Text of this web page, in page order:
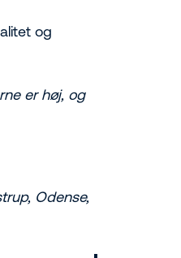
og
er høj, og
Odense,